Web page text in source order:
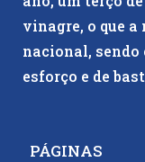
vinagre, o que
nacional,
esforço e de
PÁGINAS